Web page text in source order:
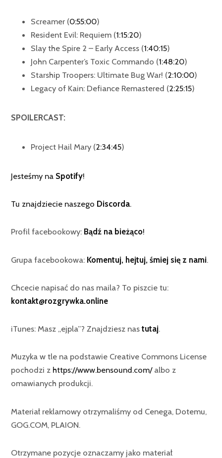
Screamer (0:55:00)
Resident Evil: Requiem (1:15:20)
Slay the Spire 2 – Early Access (1:40:15)
John Carpenter’s Toxic Commando (1:48:20)
Starship Troopers: Ultimate Bug War! (2:10:00)
Legacy of Kain: Defiance Remastered (2:25:15)
SPOILERCAST:
Project Hail Mary (2:34:45)
Jesteśmy na Spotify!
Tu znajdziecie naszego Discorda.
Profil facebookowy: Bądź na bieżąco!
Grupa facebookowa: Komentuj, hejtuj, śmiej się z nami.
Chcecie napisać do nas maila? To piszcie tu:
kontakt@rozgrywka.online
iTunes: Masz „ejpla”? Znajdziesz nastutaj.
Muzyka w tle na podstawie Creative Commons License
pochodzi z https://www.bensound.com/albo z
omawianych produkcji.
Materiał reklamowy otrzymaliśmy od Cenega, Dotemu,
GOG.COM, PLAION.
Otrzymane pozycje oznaczamy jako materiał